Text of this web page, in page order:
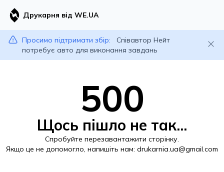
Друкарня від WE.UA
Просимо підтримати збір:
Співавтор Нейт
потребує авто для виконання завдань
500
Щось пішло не так...
Спробуйте перезавантажити сторінку.
Якщо це не допомогло, напишіть нам: drukarnia.ua@gmail.com